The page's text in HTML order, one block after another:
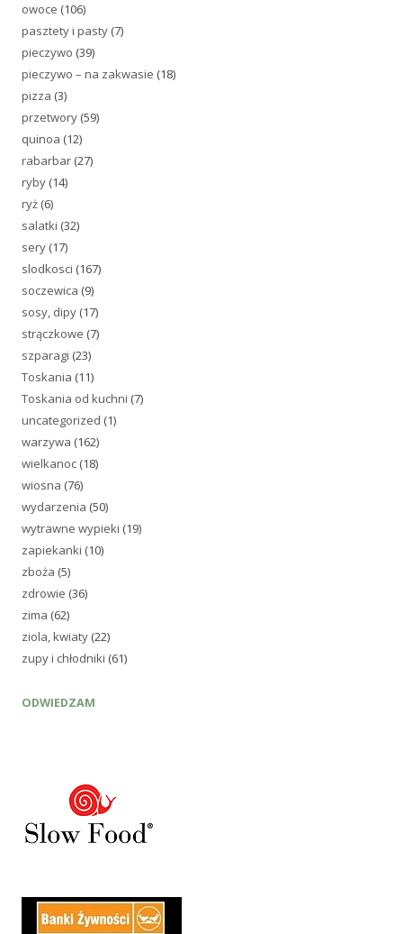
owoce (106)
pasztety i pasty (7)
pieczywo (39)
pieczywo – na zakwasie (18)
pizza (3)
przetwory (59)
quinoa (12)
rabarbar (27)
ryby (14)
ryż (6)
salatki (32)
sery (17)
slodkosci (167)
soczewica (9)
sosy, dipy (17)
strączkowe (7)
szparagi (23)
Toskania (11)
Toskania od kuchni (7)
uncategorized (1)
warzywa (162)
wielkanoc (18)
wiosna (76)
wydarzenia (50)
wytrawne wypieki (19)
zapiekanki (10)
zboża (5)
zdrowie (36)
zima (62)
ziola, kwiaty (22)
zupy i chłodniki (61)
ODWIEDZAM